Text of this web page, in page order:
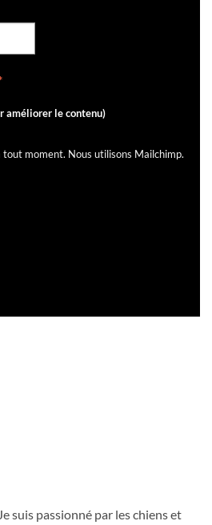
améliorer le contenu)
tout moment. Nous utilisons Mailchimp.
suis passionné par les chiens et